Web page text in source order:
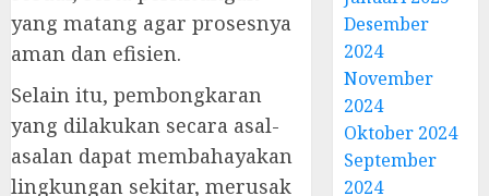
yang matang agar prosesnya
aman dan efisien.
Selain itu, pembongkaran
yang dilakukan secara asal-
asalan dapat membahayakan
lingkungan sekitar, merusak
Desember
2024
November
2024
Oktober 2024
September
2024